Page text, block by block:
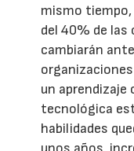
mismo tiempo,
del 40% de las
cambiarán
un aprendizaje
tecnológica
habilidades